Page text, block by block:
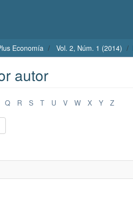
Economía Vol. 2, Núm. 1 (2014)
autor
Q R S T U V W X Y Z